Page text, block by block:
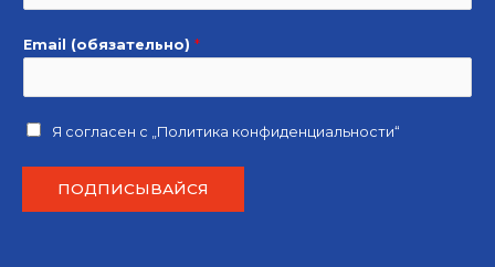
Email (обязательно) *
Я согласен с „Политика конфиденциальности“
ПОДПИСЫВАЙСЯ